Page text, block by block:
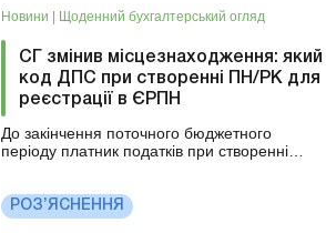
Новини Щоденний бухгалтерський огляд
СГ змінив місцезнаходження: який
код ДПС при створенні ПН/РК для
реєстрації в ЄРПН
До закінчення поточного бюджетного
періоду платник податків при створенні
місцезнаходженням (неосновним місцем
обліку), а починаючи з 1 січня наступного
РОЗ’ЯСНЕННЯ